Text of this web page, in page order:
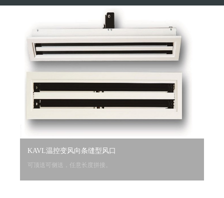
KAVL温控变风向条缝型风口
可顶送可侧送，任意长度拼接。